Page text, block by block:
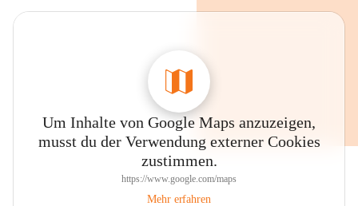
Um Inhalte von Google Maps anzuzeigen,
musst du der Verwendung externer Cookies
zustimmen.
https://www.google.com/maps
Mehr erfahren